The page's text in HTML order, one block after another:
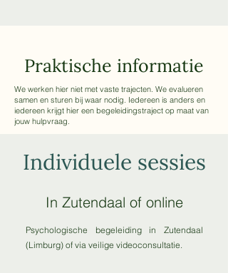
Praktische informatie
We werken hier niet met vaste trajecten. We evalueren
samen en sturen bij waar nodig. Iedereen is anders en
iedereen krijgt hier een begeleidingstraject op maat van
jouw hulpvraag.
Individuele sessies
In Zutendaal of online
Psychologische begeleiding in Zutendaal
(Limburg) of via veilige videoconsultatie.